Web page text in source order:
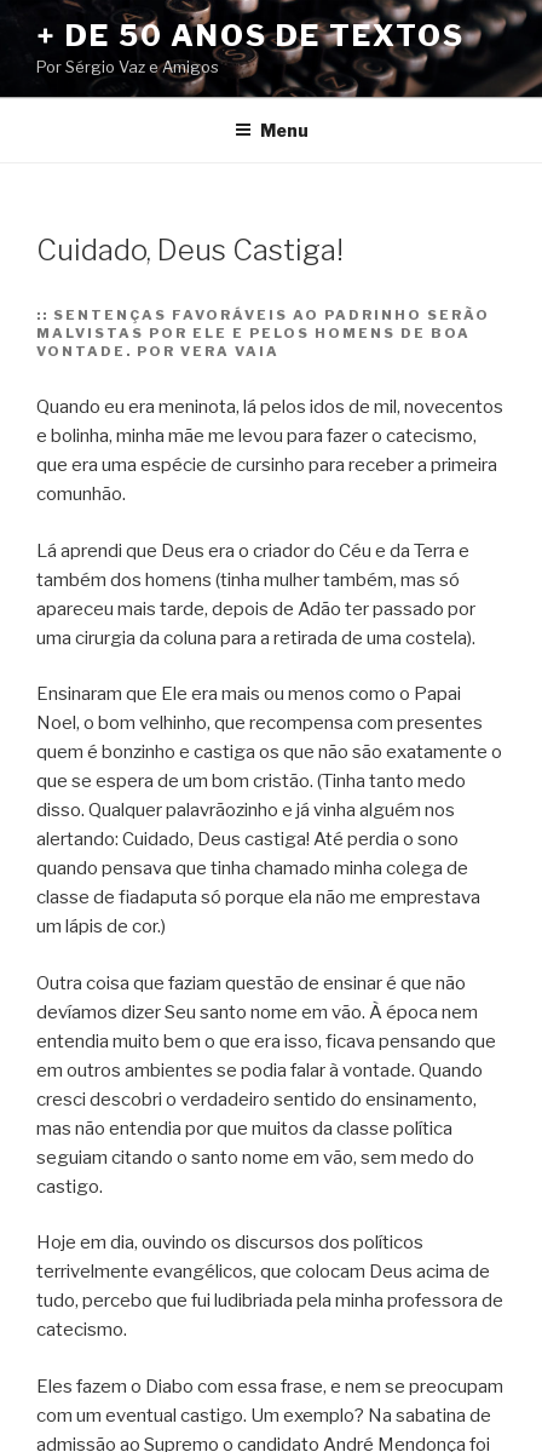
conteúdo
+ DE 50 ANOS DE TEXTOS
Por Sérgio Vaz e Amigos
Menu
Cuidado, Deus Castiga!
:: SENTENÇAS FAVORÁVEIS AO PADRINHO SERÃO
MALVISTAS POR ELE E PELOS HOMENS DE BOA
VONTADE. POR VERA VAIA
Quando eu era meninota, lá pelos idos de mil, novecentos
e bolinha, minha mãe me levou para fazer o catecismo,
que era uma espécie de cursinho para receber a primeira
comunhão.
Lá aprendi que Deus era o criador do Céu e da Terra e
também dos homens (tinha mulher também, mas só
apareceu mais tarde, depois de Adão ter passado por
uma cirurgia da coluna para a retirada de uma costela).
Ensinaram que Ele era mais ou menos como o Papai
Noel, o bom velhinho, que recompensa com presentes
quem é bonzinho e castiga os que não são exatamente o
que se espera de um bom cristão. (Tinha tanto medo
disso. Qualquer palavrãozinho e já vinha alguém nos
alertando: Cuidado, Deus castiga! Até perdia o sono
quando pensava que tinha chamado minha colega de
classe de fiadaputa só porque ela não me emprestava
um lápis de cor.)
Outra coisa que faziam questão de ensinar é que não
devíamos dizer Seu santo nome em vão. À época nem
entendia muito bem o que era isso, ficava pensando que
em outros ambientes se podia falar à vontade. Quando
cresci descobri o verdadeiro sentido do ensinamento,
mas não entendia por que muitos da classe política
seguiam citando o santo nome em vão, sem medo do
castigo.
Hoje em dia, ouvindo os discursos dos políticos
terrivelmente evangélicos, que colocam Deus acima de
tudo, percebo que fui ludibriada pela minha professora de
catecismo.
Eles fazem o Diabo com essa frase, e nem se preocupam
com um eventual castigo. Um exemplo? Na sabatina de
admissão ao Supremo o candidato André Mendonça foi